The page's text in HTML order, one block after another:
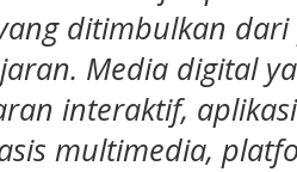
ditimbulkan
Media digital
interaktif,
multimedia,